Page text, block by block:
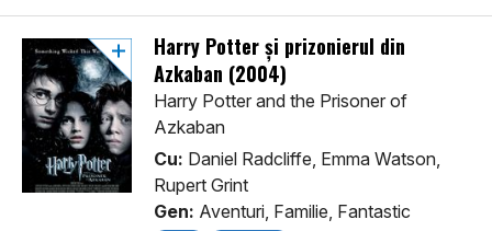
Harry Potter și prizonierul din
Azkaban (2004)
Harry Potter and the Prisoner of
Azkaban
Cu: Daniel Radcliffe, Emma Watson,
Rupert Grint
Gen: Aventuri, Familie, Fantastic